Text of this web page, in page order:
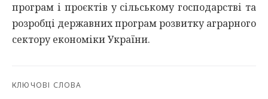
програм і проєктів у сільському господарстві та
розробці державних програм розвитку аграрного
сектору економіки України.
КЛЮЧОВІ СЛОВА